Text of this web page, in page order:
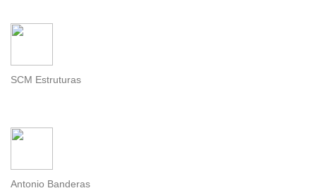
SCM Estruturas
Antonio Banderas